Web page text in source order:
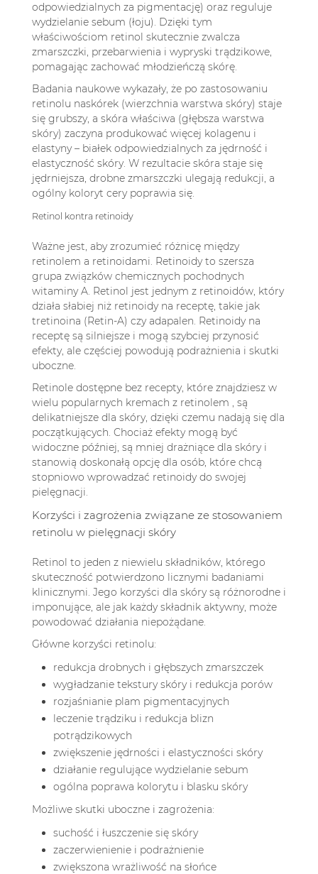
odpowiedzialnych za pigmentację) oraz reguluje
wydzielanie sebum (łoju). Dzięki tym
właściwościom retinol skutecznie zwalcza
zmarszczki, przebarwienia i wypryski trądzikowe,
pomagając zachować młodzieńczą skórę.
Badania naukowe wykazały, że po zastosowaniu
retinolu naskórek (wierzchnia warstwa skóry) staje
się grubszy, a skóra właściwa (głębsza warstwa
skóry) zaczyna produkować więcej kolagenu i
elastyny – białek odpowiedzialnych za jędrność i
elastyczność skóry. W rezultacie skóra staje się
jędrniejsza, drobne zmarszczki ulegają redukcji, a
ogólny koloryt cery poprawia się.
Retinol kontra retinoidy
Ważne jest, aby zrozumieć różnicę między
retinolem a retinoidami. Retinoidy to szersza
grupa związków chemicznych pochodnych
witaminy A. Retinol jest jednym z retinoidów, który
działa słabiej niż retinoidy na receptę, takie jak
tretinoina (Retin-A) czy adapalen. Retinoidy na
receptę są silniejsze i mogą szybciej przynosić
efekty, ale częściej powodują podrażnienia i skutki
uboczne.
Retinole dostępne bez recepty, które znajdziesz w
wielu popularnych kremach z retinolem , są
delikatniejsze dla skóry, dzięki czemu nadają się dla
początkujących. Chociaż efekty mogą być
widoczne później, są mniej drażniące dla skóry i
stanowią doskonałą opcję dla osób, które chcą
stopniowo wprowadzać retinoidy do swojej
pielęgnacji.
Korzyści i zagrożenia związane ze stosowaniem
retinolu w pielęgnacji skóry
Retinol to jeden z niewielu składników, którego
skuteczność potwierdzono licznymi badaniami
klinicznymi. Jego korzyści dla skóry są różnorodne i
imponujące, ale jak każdy składnik aktywny, może
powodować działania niepożądane.
Główne korzyści retinolu:
redukcja drobnych i głębszych zmarszczek
wygładzanie tekstury skóry i redukcja porów
rozjaśnianie plam pigmentacyjnych
leczenie trądziku i redukcja blizn
potrądzikowych
zwiększenie jędrności i elastyczności skóry
działanie regulujące wydzielanie sebum
ogólna poprawa kolorytu i blasku skóry
Możliwe skutki uboczne i zagrożenia:
suchość i łuszczenie się skóry
zaczerwienienie i podrażnienie
zwiększona wrażliwość na słońce